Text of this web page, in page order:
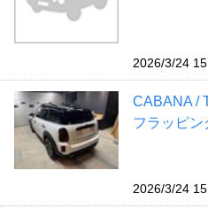
2026/3/24
CABANA /
フラッピン
2026/3/24